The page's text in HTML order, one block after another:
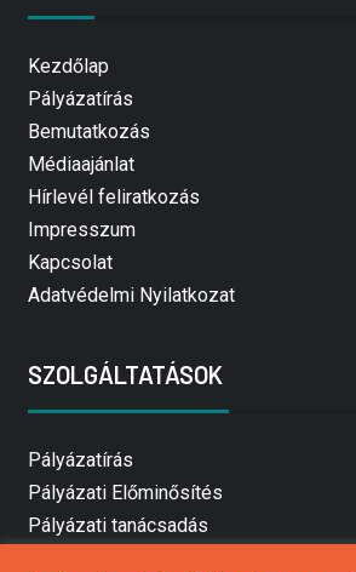
Kezdőlap
Pályázatírás
Bemutatkozás
Médiaajánlat
Hírlevél feliratkozás
Impresszum
Kapcsolat
Adatvédelmi Nyilatkozat
SZOLGÁLTATÁSOK
Pályázatírás
Pályázati Előminősítés
Pályázati tanácsadás